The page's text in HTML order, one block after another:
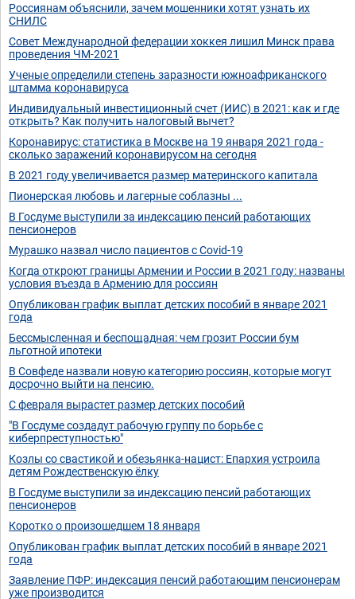
Россиянам объяснили, зачем мошенники хотят узнать их
СНИЛС
Совет Международной федерации хоккея лишил Минск права
проведения ЧМ-2021
Ученые определили степень заразности южноафриканского
штамма коронавируса
Индивидуальный инвестиционный счет (ИИС) в 2021: как и где
открыть? Как получить налоговый вычет?
Коронавирус: статистика в Москве на 19 января 2021 года -
сколько заражений коронавирусом на сегодня
В 2021 году увеличивается размер материнского капитала
Пионерская любовь и лагерные соблазны ...
В Госдуме выступили за индексацию пенсий работающих
пенсионеров
Мурашко назвал число пациентов с Covid-19
Когда откроют границы Армении и России в 2021 году: названы
условия въезда в Армению для россиян
Опубликован график выплат детских пособий в январе 2021
года
Бессмысленная и беспощадная: чем грозит России бум
льготной ипотеки
В Совфеде назвали новую категорию россиян, которые могут
досрочно выйти на пенсию.
С февраля вырастет размер детских пособий
"В Госдуме создадут рабочую группу по борьбе с
киберпреступностью"
Козлы со свастикой и обезьянка-нацист: Епархия устроила
детям Рождественскую ёлку
В Госдуме выступили за индексацию пенсий работающих
пенсионеров
Коротко о произошедшем 18 января
Опубликован график выплат детских пособий в январе 2021
года
Заявление ПФР: индексация пенсий работающим пенсионерам
уже производится